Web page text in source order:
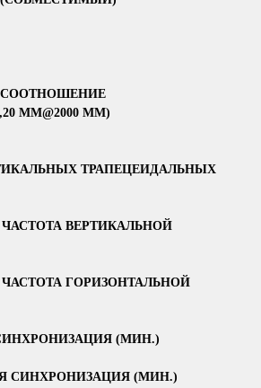
ММ@2000 ММ)
ТРАПЕЦЕИДАЛЬНЫХ
ВЕРТИКАЛЬНОЙ
ГОРИЗОНТАЛЬНОЙ
(МИН.)
СИНХРОНИЗАЦИЯ (МИН.)